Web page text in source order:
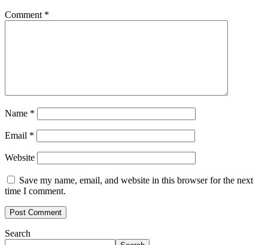
Comment *
Name *
Email *
Website
Save my name, email, and website in this browser for the next
time I comment.
Search